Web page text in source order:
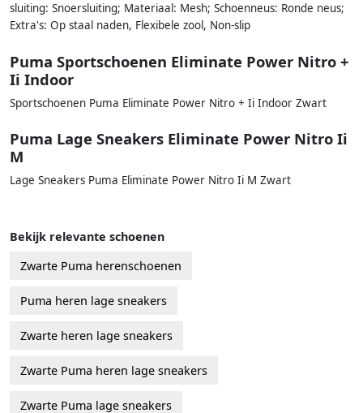
sluiting: Snoersluiting; Materiaal: Mesh; Schoenneus: Ronde neus;
Extra's: Op staal naden, Flexibele zool, Non-slip
Puma Sportschoenen Eliminate Power Nitro +
Ii Indoor
Sportschoenen Puma Eliminate Power Nitro + Ii Indoor Zwart
Puma Lage Sneakers Eliminate Power Nitro Ii
M
Lage Sneakers Puma Eliminate Power Nitro Ii M Zwart
Bekijk relevante schoenen
Zwarte Puma herenschoenen
Puma heren lage sneakers
Zwarte heren lage sneakers
Zwarte Puma heren lage sneakers
Zwarte Puma lage sneakers